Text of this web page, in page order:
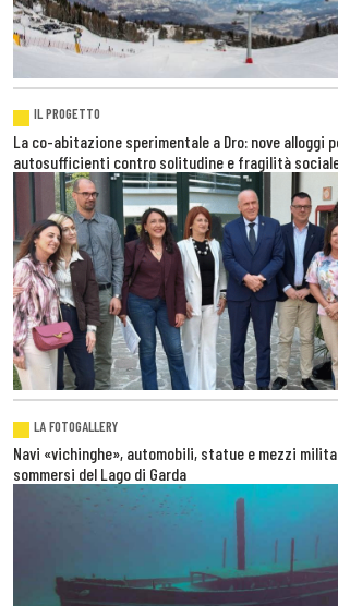
IL PROGETTO
La co-abitazione sperimentale a Dro: nove alloggi
autosufficienti contro solitudine e fragilità
LA FOTOGALLERY
Navi «vichinghe», automobili, statue e mezzi
sommersi del Lago di Garda